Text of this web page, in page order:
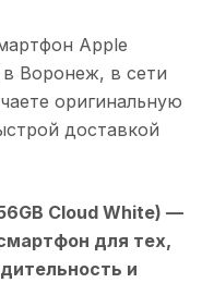
Apple
в Воронеж, в сети
оригинальную
доставкой
Cloud White) —
для тех,
и